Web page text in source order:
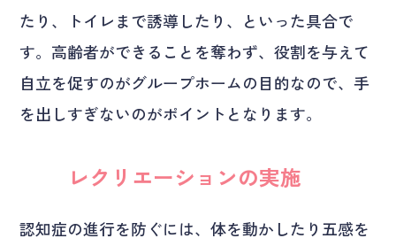
たり、トイレまで誘導したり、といった具合で
す。高齢者ができることを奪わず、役割を与えて
自立を促すのがグループホームの目的なので、手
を出しすぎないのがポイントとなります。
レクリエーションの実施
認知症の進行を防ぐには、体を動かしたり五感を